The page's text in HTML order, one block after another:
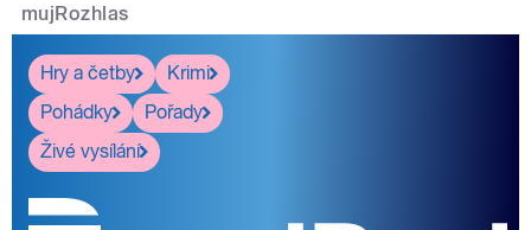
mujRozhlas
Hry a četby
Krimi
Pohádky
Pořady
Živé vysílání